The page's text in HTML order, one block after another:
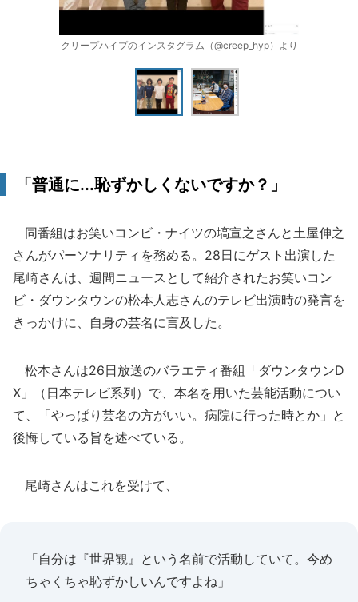
クリープハイプのインスタグラム（@creep_hyp）より
「普通に...恥ずかしくないですか？」
同番組はお笑いコンビ・ナイツの塙宣之さんと土屋伸之
さんがパーソナリティを務める。28日にゲスト出演した
尾崎さんは、週間ニュースとして紹介されたお笑いコン
ビ・ダウンタウンの松本人志さんのテレビ出演時の発言を
きっかけに、自身の芸名に言及した。
松本さんは26日放送のバラエティ番組「ダウンタウンD
X」（日本テレビ系列）で、本名を用いた芸能活動につい
て、「やっぱり芸名の方がいい。病院に行った時とか」と
後悔している旨を述べている。
尾崎さんはこれを受けて、
「自分は『世界観』という名前で活動していて。今め
ちゃくちゃ恥ずかしいんですよね」